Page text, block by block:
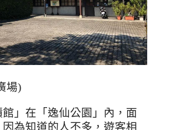
場)
館」在「逸仙公園」內，面
為知道的人不多，遊客相